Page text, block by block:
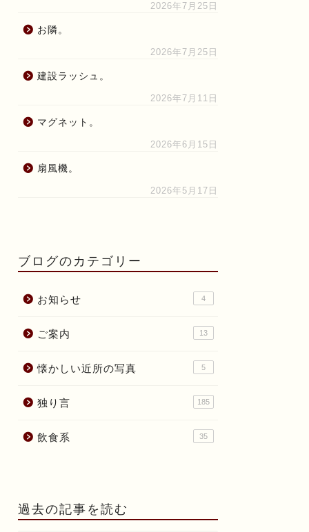
2026年7月25日
お隣。
2026年7月25日
建設ラッシュ。
2026年7月11日
マグネット。
2026年6月15日
扇風機。
2026年5月17日
ブログのカテゴリー
お知らせ 4
ご案内 13
懐かしい近所の写真 5
独り言 185
飲食系 35
過去の記事を読む